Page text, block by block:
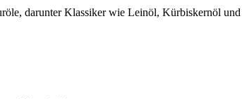
darunter Klassiker wie Leinöl, Kürbiskernöl